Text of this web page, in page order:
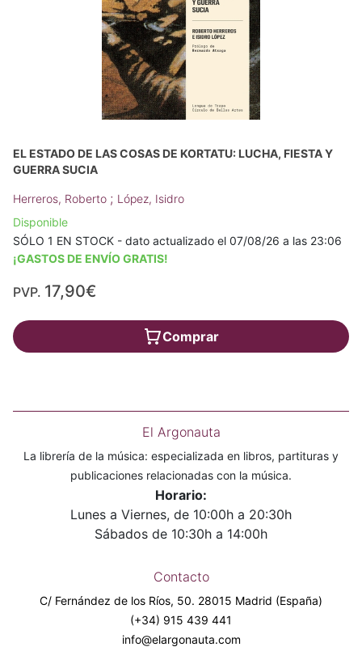
EL ESTADO DE LAS COSAS DE KORTATU: LUCHA, FIESTA Y
GUERRA SUCIA
Herreros, Roberto ; López, Isidro
Disponible
SÓLO 1 EN STOCK - dato actualizado el 07/08/26 a las 23:06
¡GASTOS DE ENVÍO GRATIS!
PVP. 17,90€
Comprar
El Argonauta
La librería de la música: especializada en libros, partituras y
publicaciones relacionadas con la música.
Horario:
Lunes a Viernes, de 10:00h a 20:30h
Sábados de 10:30h a 14:00h
Contacto
C/ Fernández de los Ríos, 50. 28015 Madrid (España)
(+34) 915 439 441
info@elargonauta.com